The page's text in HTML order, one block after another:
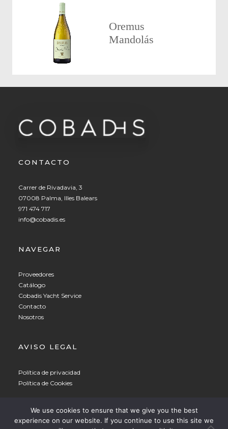
Oremus
Mandolás
CONTACTO
Carrer de Rivadavia, 3
07008 Palma, Illes Balears
971 474 717
info@cobadis.es
NAVEGAR
Proveedores
Catálogo
Cobadis Yacht Service
Contacto
Nosotros
AVISO LEGAL
Política de privacidad
Política de Cookies
© 2021 COBADIS
We use cookies to ensure that we give you the best
experience on our website. If you continue to use this site we